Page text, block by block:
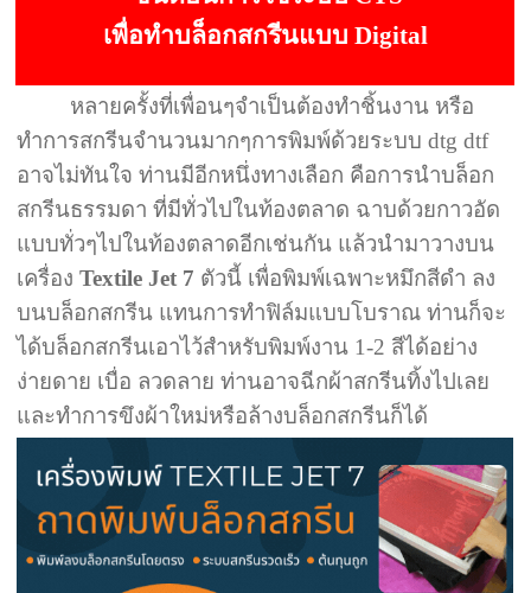
เพื่อทำบล็อกสกรีนแบบ Digital
หลายครั้งที่เพื่อนๆจำเป็นต้องทำชิ้นงาน หรือ
ทำการสกรีนจำนวนมากๆการพิมพ์ด้วยระบบ dtg dtf
อาจไม่ทันใจ ท่านมีอีกหนึ่งทางเลือก คือการนำบล็อก
สกรีนธรรมดา ที่มีทั่วไปในท้องตลาด ฉาบด้วยกาวอัด
แบบทั่วๆไปในท้องตลาดอีกเช่นกัน แล้วนำมาวางบน
เครื่อง Textile Jet 7 ตัวนี้ เพื่อพิมพ์เฉพาะหมึกสีดำ ลง
บนบล็อกสกรีน แทนการทำฟิล์มแบบโบราณ ท่านก็จะ
ได้บล็อกสกรีนเอาไว้สำหรับพิมพ์งาน 1-2 สีได้อย่าง
ง่ายดาย เบื่อ ลวดลาย ท่านอาจฉีกผ้าสกรีนทิ้งไปเลย
และทำการขึงผ้าใหม่หรือล้างบล็อกสกรีนก็ได้